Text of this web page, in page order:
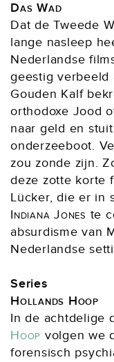
Das Wad
Dat de Tweede
lange nasleep
Nederlandse
geestig verbeeld
Gouden Kalf
orthodoxe Jood
naar geld en
onderzeeboot.
zou zonde zijn.
deze zotte korte
Lücker, die er in
Indiana Jones te
absurdisme van
Nederlandse
Series
Hollands Hoop
In de achtdelige
Hoop volgen we
forensisch